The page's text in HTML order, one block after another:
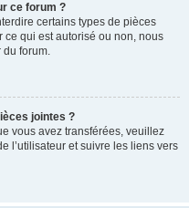
ce forum ?
certains types de pièces
ce qui est autorisé ou non, nous
du forum.
jointes ?
vous avez transférées, veuillez
l’utilisateur et suivre les liens vers